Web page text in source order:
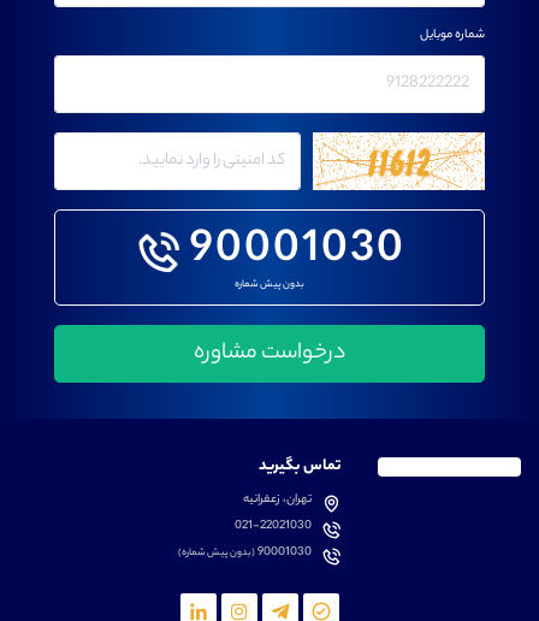
90001030
بدون پیش شماره
شماره موبایل
تماس بگیرید
تهران، زعفرانیه
021-22021030
90001030(بدون پیش شماره)